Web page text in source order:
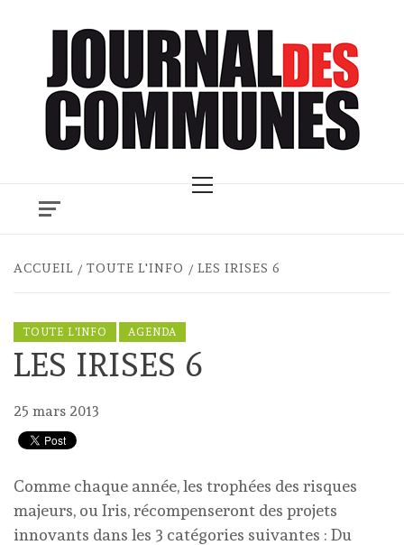
Menu
ACCUEIL TOUTE L'INFO LES IRISES 6
TOUTE L'INFO AGENDA
LES IRISES 6
25 mars 2013
Comme chaque année, les trophées des risques
majeurs, ou Iris, récompenseront des projets
innovants dans les 3 catégories suivantes : Du